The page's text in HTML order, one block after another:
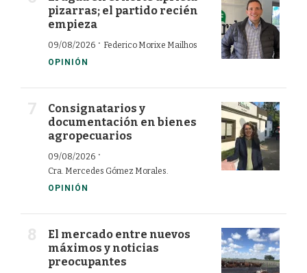
pizarras; el partido recién
empieza
09/08/2026 · Federico Morixe Mailhos
OPINIÓN
Consignatarios y
documentación en bienes
agropecuarios
09/08/2026 ·
Cra. Mercedes Gómez Morales.
OPINIÓN
El mercado entre nuevos
máximos y noticias
preocupantes